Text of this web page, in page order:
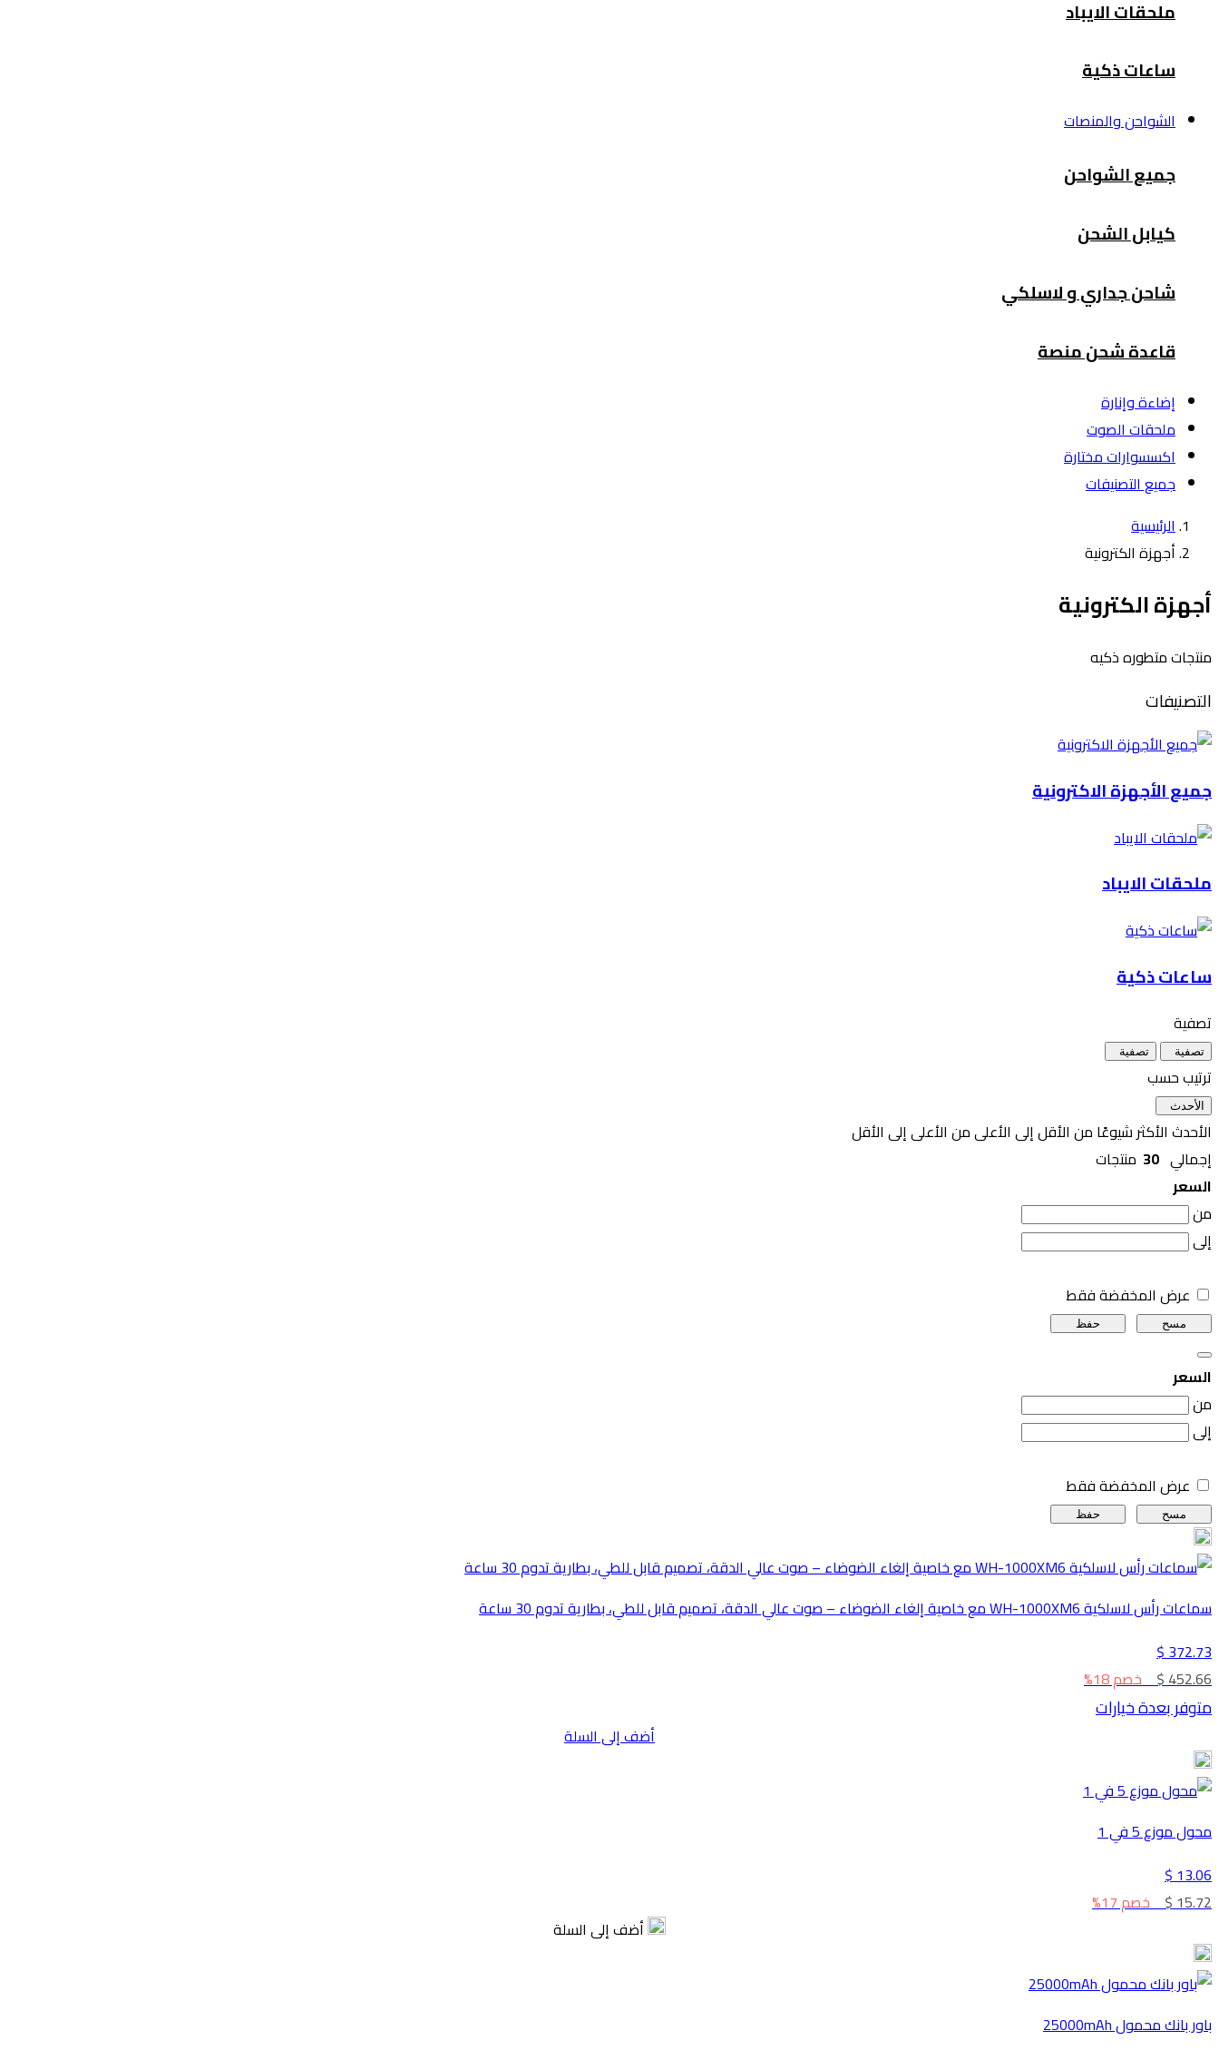
ملحقات الايباد
ساعات ذكية
الشواحن والمنصات
جميع الشواحن
كيابل الشحن
شاحن جداري و لاسلكي
قاعدة شحن منصة
إضاءة وإنارة
ملحقات الصوت
اكسسوارات مختارة
جميع التصنيفات
الرئيسية
أجهزة الكترونية
أجهزة الكترونية
منتجات متطوره ذكيه
التصنيفات
جميع الأجهزة الاكترونية
ملحقات الايباد
ساعات ذكية
تصفية
تصفية تصفية
ترتيب حسب
الأحدث
الأحدث الأكثر شيوعًا من الأقل إلى الأعلىمن الأعلى إلى الأقل
إجمالي 30 منتجات
السعر
من
إلى
عرض المخفضة فقط
مسح حفظ
السعر
من
إلى
عرض المخفضة فقط
مسح حفظ
سماعات رأس لاسلكية WH-1000XM6 مع خاصية إلغاء الضوضاء – صوت عالي الدقة، تصميم قابل للطي، بطارية تدوم 30 ساعة
372.73 $
452.66 $ خصم 18%
متوفر بعدة خيارات
أضف إلى السلة
محول موزع 5 في 1
13.06 $
15.72 $ خصم 17%
باور بانك محمول 25000mAh